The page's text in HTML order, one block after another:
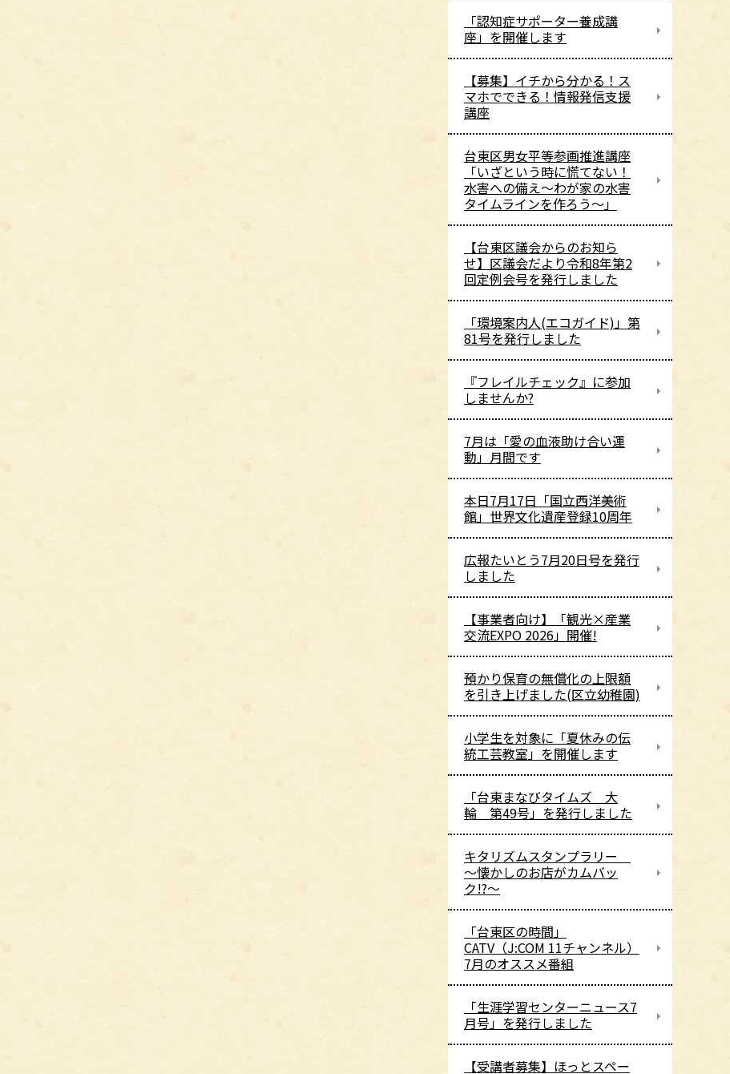
「認知症サポーター養成講
座」を開催します
【募集】イチから分かる！ス
マホでできる！情報発信支援
講座
台東区男女平等参画推進講座
「いざという時に慌てない！
水害への備え～わが家の水害
タイムラインを作ろう～」
【台東区議会からのお知ら
せ】区議会だより令和8年第2
回定例会号を発行しました
「環境案内人(エコガイド)」第
81号を発行しました
『フレイルチェック』に参加
しませんか?
7月は「愛の血液助け合い運
動」月間です
本日7月17日「国立西洋美術
館」世界文化遺産登録10周年
広報たいとう7月20日号を発行
しました
【事業者向け】「観光×産業
交流EXPO 2026」開催!
預かり保育の無償化の上限額
を引き上げました(区立幼稚園)
小学生を対象に「夏休みの伝
統工芸教室」を開催します
「台東まなびタイムズ 大
輪 第49号」を発行しました
キタリズムスタンプラリー
～懐かしのお店がカムバッ
ク!?～
「台東区の時間」
CATV（J:COM 11チャンネル）
7月のオススメ番組
「生涯学習センターニュース7
月号」を発行しました
【受講者募集】ほっとスペー